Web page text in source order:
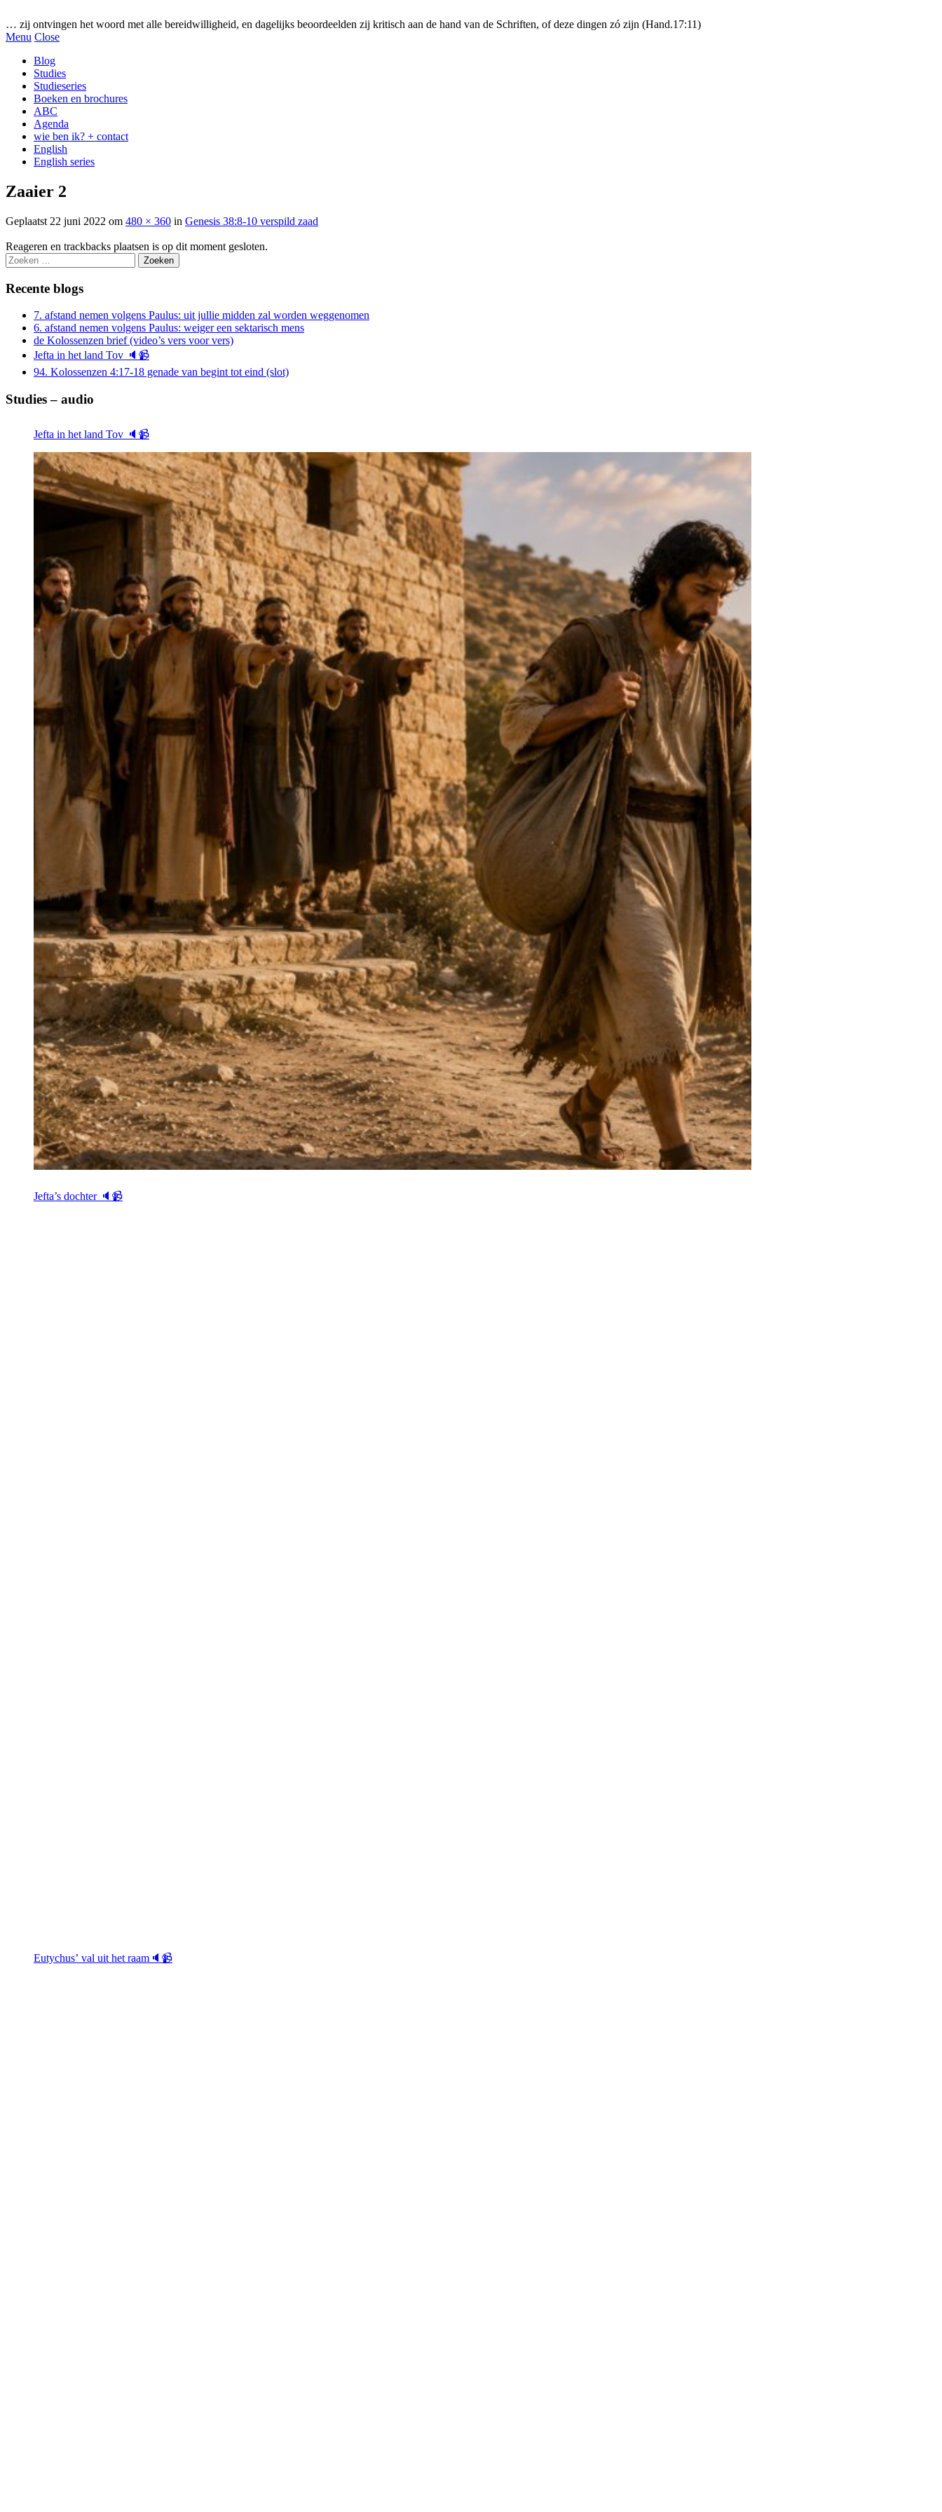
… zij ontvingen het woord met alle bereidwilligheid, en dagelijks beoordeelden zij kritisch aan de hand van de Schriften, of deze dingen zó zijn (Hand.17:11)
Menu Close
Blog
Studies
Studieseries
Boeken en brochures
ABC
Agenda
wie ben ik? + contact
English
English series
Zaaier 2
Geplaatst 22 juni 2022 om 480 × 360 in Genesis 38:8-10 verspild zaad
Reageren en trackbacks plaatsen is op dit moment gesloten.
Zoeken
naar:
Recente blogs
7. afstand nemen volgens Paulus: uit jullie midden zal worden weggenomen
6. afstand nemen volgens Paulus: weiger een sektarisch mens
de Kolossenzen brief (video’s vers voor vers)
Jefta in het land Tov 🔈📹
94. Kolossenzen 4:17-18 genade van begint tot eind (slot)
Studies – audio
Jefta in het land Tov 🔈📹
Jefta’s dochter 🔈📹
Eutychus’ val uit het raam🔈📹